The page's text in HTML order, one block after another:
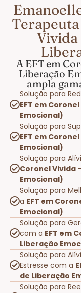
Vivida
A EFT em
Liberação
ampla
Solução para
EFT em
Emocional)
Solução para
EFT em
Emocional)
Solução para
Coronel Vivida
Emocional)
Solução para
a EFT em
Emocional)
Solução para
com a EFT em
Liberação
Solução para
Estresse com a
de Liberação
Solução para